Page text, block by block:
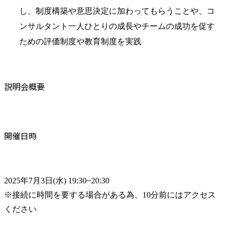
し、制度構築や意思決定に加わってもらうことや、コ
ンサルタント一人ひとりの成長やチームの成功を促す
ための評価制度や教育制度を実践
説明会概要
開催日時
2025年7月3日(水) 19:30~20:30
※接続に時間を要する場合がある為、10分前にはアクセス
ください